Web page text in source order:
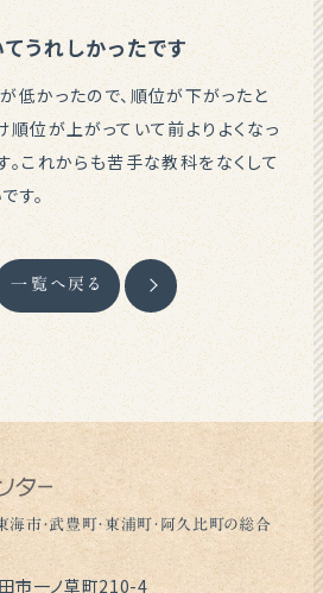
うれしかったです
低かったので、順位が下がったと
順位が上がっていて前よりよくなっ
。これからも苦手な教科をなくして
す。
一覧へ戻る
海市・武豊町・東浦町・阿久比町の総合
市一ノ草町210-4